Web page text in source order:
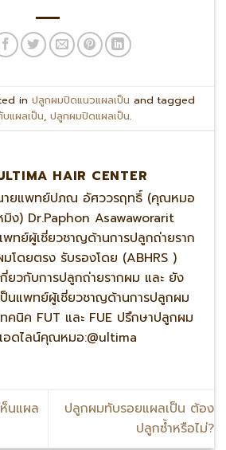
in ปลูกผมปิดแนวแผลเป็น and tagged
แผลเป็น, ปลูกผมปิดแผลเป็น.
HAIR CENTER
ายแพทย์ปภณ อัศววรฤทธิ์ (คุณหมอ
มิง) Dr.Paphon Asawaworarit
พทย์ผู้เชี่ยวชาญด้านการปลูกถ่ายราก
มโดยตรง รับรองโดย (ABHRS )
กี่ยวกับการปลูกถ่ายรากผม และ ยัง
ป็นแพทย์ผู้เชี่ยวชาญด้านการปลูกผม
ทคนิค FUT และ FUE ปรึกษาปลูกผม
อดไลน์คุณหมอ:@ultima
นแผล
ปลูกผมทับรอยแผลเป็น ต้อง
ปลูกซ้ำหรือไม่?